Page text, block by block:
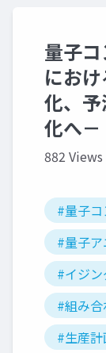
量子
にお
化、
化へ－
882 Views
#量子
#量子
#イジ
#組み
#生産